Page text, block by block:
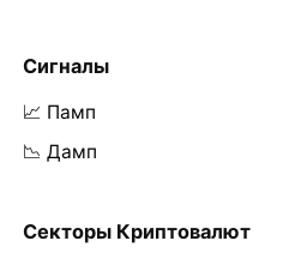
Сигналы
📈 Памп
📉 Дамп
Секторы Криптовалют